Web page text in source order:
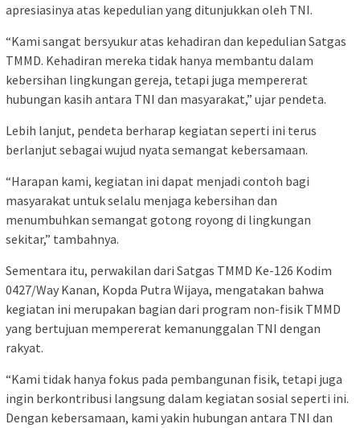
apresiasinya atas kepedulian yang ditunjukkan oleh TNI.
“Kami sangat bersyukur atas kehadiran dan kepedulian Satgas
TMMD. Kehadiran mereka tidak hanya membantu dalam
kebersihan lingkungan gereja, tetapi juga mempererat
hubungan kasih antara TNI dan masyarakat,” ujar pendeta.
Lebih lanjut, pendeta berharap kegiatan seperti ini terus
berlanjut sebagai wujud nyata semangat kebersamaan.
“Harapan kami, kegiatan ini dapat menjadi contoh bagi
masyarakat untuk selalu menjaga kebersihan dan
menumbuhkan semangat gotong royong di lingkungan
sekitar,” tambahnya.
Sementara itu, perwakilan dari Satgas TMMD Ke-126 Kodim
0427/Way Kanan, Kopda Putra Wijaya, mengatakan bahwa
kegiatan ini merupakan bagian dari program non-fisik TMMD
yang bertujuan mempererat kemanunggalan TNI dengan
rakyat.
“Kami tidak hanya fokus pada pembangunan fisik, tetapi juga
ingin berkontribusi langsung dalam kegiatan sosial seperti ini.
Dengan kebersamaan, kami yakin hubungan antara TNI dan